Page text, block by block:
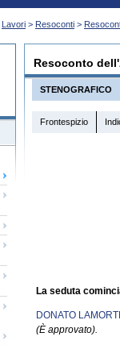
Lavori > Resoconti >
Resoconto
STENOGRAFICO
Frontespizio
La seduta
DONATO
(È approvato).